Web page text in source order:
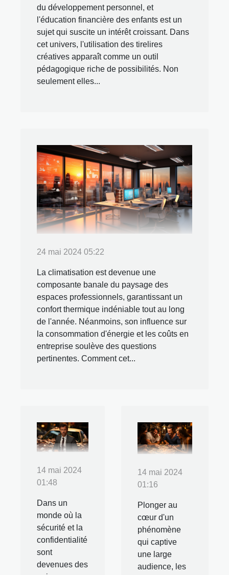
du développement personnel, et
l'éducation financière des enfants est un
sujet qui suscite un intérêt croissant. Dans
cet univers, l'utilisation des tirelires
créatives apparaît comme un outil
pédagogique riche de possibilités. Non
seulement elles...
24 mai 2024 05:22
La climatisation est devenue une
composante banale du paysage des
espaces professionnels, garantissant un
confort thermique indéniable tout au long
de l'année. Néanmoins, son influence sur
la consommation d'énergie et les coûts en
entreprise soulève des questions
pertinentes. Comment cet...
14 mai 2024
01:48
Dans un
monde où la
sécurité et la
confidentialité
sont
devenues des
14 mai 2024
01:16
Plonger au
cœur d'un
phénomène
qui captive
une large
audience, les